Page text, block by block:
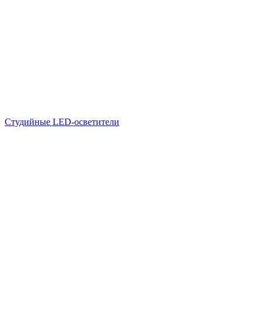
Студийные LED-осветители